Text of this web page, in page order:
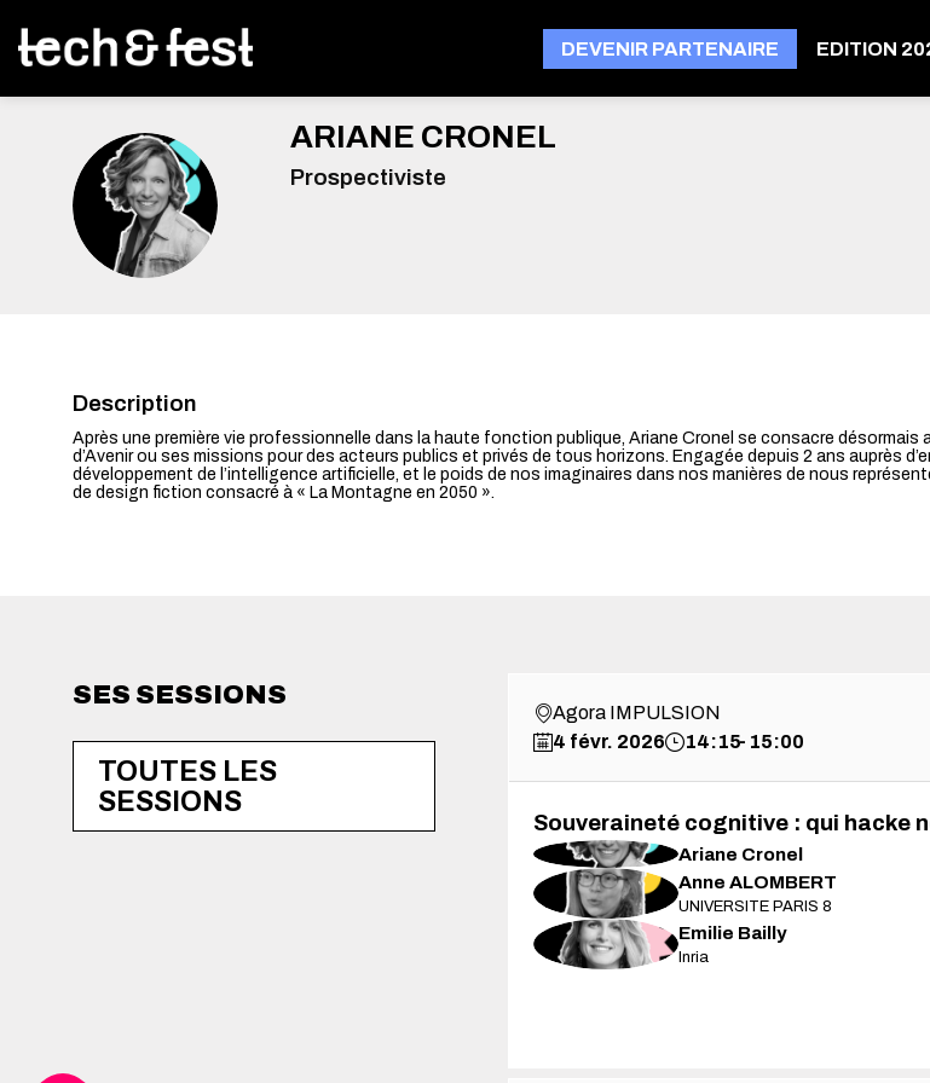
DEVENIR PARTENAIRE EDITION
AC
ARIANE CRONEL
Prospectiviste
Description
Après une première vie professionnelle dans la haute fonction publique, Ariane Cronel se consacre
d’Avenir ou ses missions pour des acteurs publics et privés de tous horizons. Engagée depuis 2 ans auprès
développement de l’intelligence artificielle, et le poids de nos imaginaires dans nos manières de nous
de design fiction consacré à « La Montagne en 2050 ».
SES SESSIONS
TOUTES LES
SESSIONS
Agora IMPULSION
4 févr. 2026
14:15 15:00
Souveraineté cognitive : qui hacke
AC Ariane Cronel
AA Anne ALOMBERT
UNIVERSITE PARIS 8
EB Emilie Bailly
Inria